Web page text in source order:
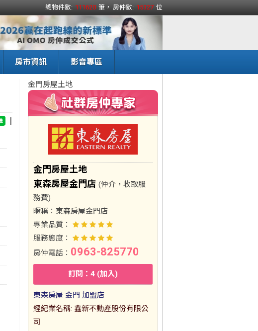
總物件數: 111620 筆， 房仲數: 15327 位
房市資訊 影音專區
|
金門房屋土地
金門房屋土地
東森房屋金門店 (仲介，收取服
務費)
暱稱： 東森房屋金門店
專業品質：
服務態度：
房仲電話： 0963-825770
訂閱：4 (加入)
東森房屋 金門 加盟店
經紀業名稱: 鑫新不動產股份有限公
司